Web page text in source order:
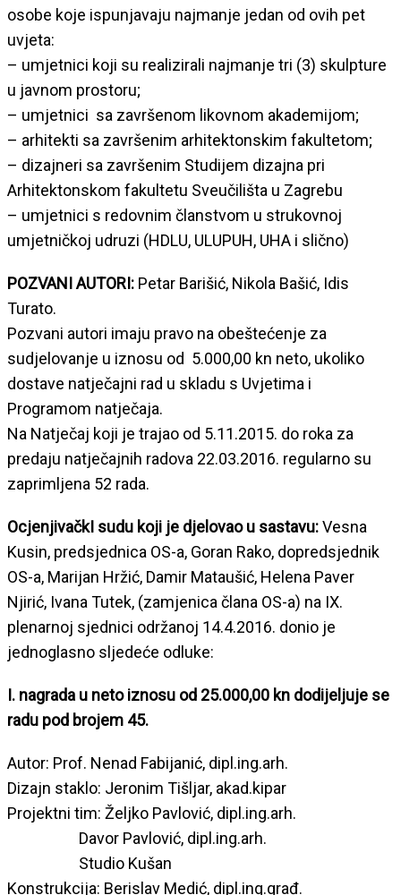
osobe koje ispunjavaju najmanje jedan od ovih pet
uvjeta:
– umjetnici koji su realizirali najmanje tri (3) skulpture
u javnom prostoru;
– umjetnici sa završenom likovnom akademijom;
– arhitekti sa završenim arhitektonskim fakultetom;
– dizajneri sa završenim Studijem dizajna pri
Arhitektonskom fakultetu Sveučilišta u Zagrebu
– umjetnici s redovnim članstvom u strukovnoj
umjetničkoj udruzi (HDLU, ULUPUH, UHA i slično)
POZVANI AUTORI: Petar Barišić, Nikola Bašić, Idis
Turato.
Pozvani autori imaju pravo na obeštećenje za
sudjelovanje u iznosu od 5.000,00 kn neto, ukoliko
dostave natječajni rad u skladu s Uvjetima i
Programom natječaja.
Na Natječaj koji je trajao od 5.11.2015. do roka za
predaju natječajnih radova 22.03.2016. regularno su
zaprimljena 52 rada.
OcjenjivačkI sudu koji je djelovao u sastavu:Vesna
Kusin, predsjednica OS-a, Goran Rako, dopredsjednik
OS-a, Marijan Hržić, Damir Mataušić, Helena Paver
Njirić, Ivana Tutek, (zamjenica člana OS-a) na IX.
plenarnoj sjednici održanoj 14.4.2016. donio je
jednoglasno sljedeće odluke:
I. nagrada u neto iznosu od 25.000,00 kn dodijeljuje se
radu pod brojem 45.
Autor: Prof. Nenad Fabijanić, dipl.ing.arh.
Dizajn staklo: Jeronim Tišljar, akad.kipar
Projektni tim: Željko Pavlović, dipl.ing.arh.
Davor Pavlović, dipl.ing.arh.
Studio Kušan
Konstrukcija: Berislav Medić, dipl.ing.građ.